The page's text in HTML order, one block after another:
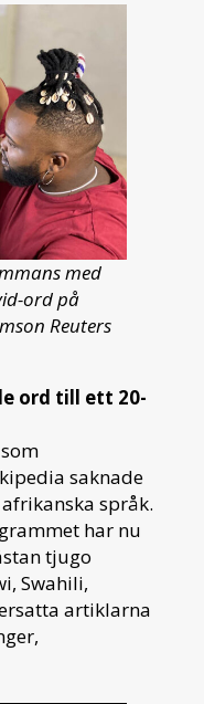
med
ord på
Reuters
ord till ett 20-
saknade
språk.
har nu
tjugo
Swahili,
artiklarna